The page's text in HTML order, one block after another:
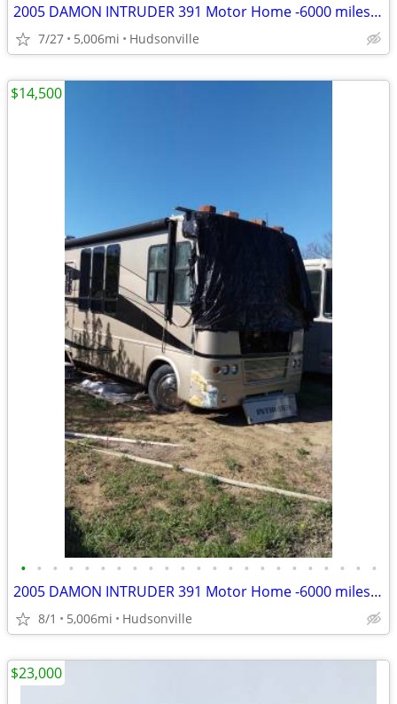
2005 DAMON INTRUDER 391 Motor Home -6000 miles- REPAIRABLE RV Camper
7/27 5,006mi Hudsonville
• • • • • • • • • • • • • • • • • • • • • • •
2005 DAMON INTRUDER 391 Motor Home -6000 miles- REPAIRABLE RV Camper
8/1 5,006mi Hudsonville
$14,500
$23,000